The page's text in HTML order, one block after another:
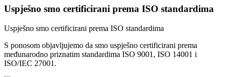
Uspješno smo certificirani prema ISO standardima
Uspješno smo certificirani prema ISO standardima
S ponosom objavljujemo da smo uspješno certificirani prema
međunarodno priznatim standardima ISO 9001, ISO 14001 i
ISO/IEC 27001.